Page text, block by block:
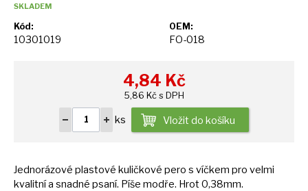
SKLADEM
Kód:
10301019
OEM:
FO-018
4,84 Kč
5,86 Kč s DPH
ks Vložit do košíku
Jednorázové plastové kuličkové pero s víčkem pro velmi
kvalitnía snadné psaní. Píše modře. Hrot 0,38mm.